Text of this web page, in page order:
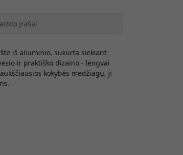
įrašai
iš aliuminio, sukurta siekiant
ir praktiško dizaino - lengvai
kokybės medžiagų, ji